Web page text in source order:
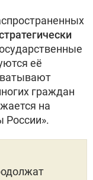
её
граждан
на
России».